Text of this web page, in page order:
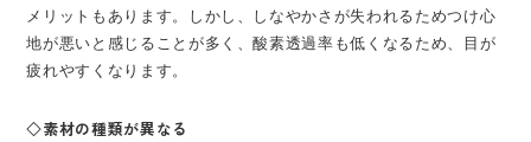
メリットもあります。しかし、しなやかさが失われるためつけ心
地が悪いと感じることが多く、酸素透過率も低くなるため、目が
疲れやすくなります。
◇素材の種類が異なる